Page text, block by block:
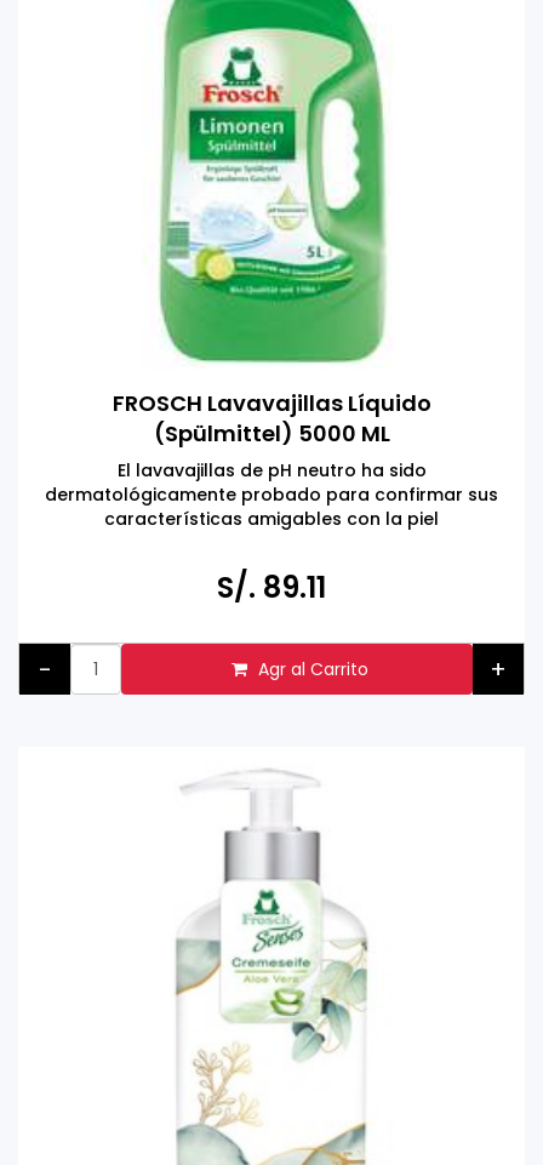
FROSCH Lavavajillas Líquido
(Spülmittel) 5000 ML
El lavavajillas de pH neutro ha sido
dermatológicamente probado para confirmar sus
características amigables con la piel
Respetuoso con el medio ambiente, ingredientes
naturales activos, dermatológicamente probado y
S/. 89.11
- Agr al Carrito +